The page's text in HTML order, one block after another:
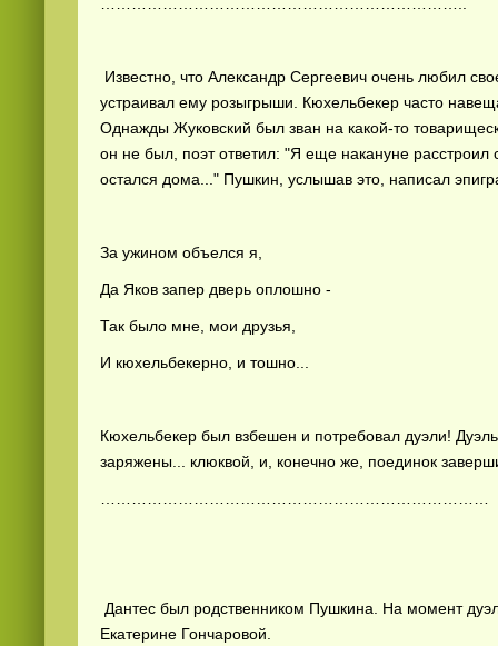
Известно, что Александр Сергеевич очень любил
устраивал ему розыгрыши. Кюхельбекер часто
Однажды Жуковский был зван на какой-то
он не был, поэт ответил: "Я еще накануне
остался дома..." Пушкин, услышав это, написал
За ужином объелся я,
Да Яков запер дверь оплошно -
Так было мне, мои друзья,
И кюхельбекерно, и тошно...
Кюхельбекер был взбешен и потребовал дуэли!
заряжены... клюквой, и, конечно же, поединок
Дантес был родственником Пушкина. На момент
Екатерине Гончаровой.